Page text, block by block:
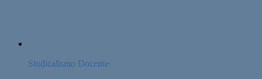
Sindicalismo Docente